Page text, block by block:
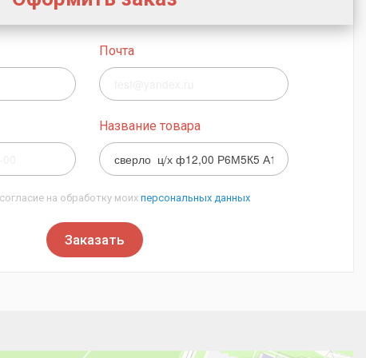
Почта
Название товара
на обработку моих персональных данных
Заказать